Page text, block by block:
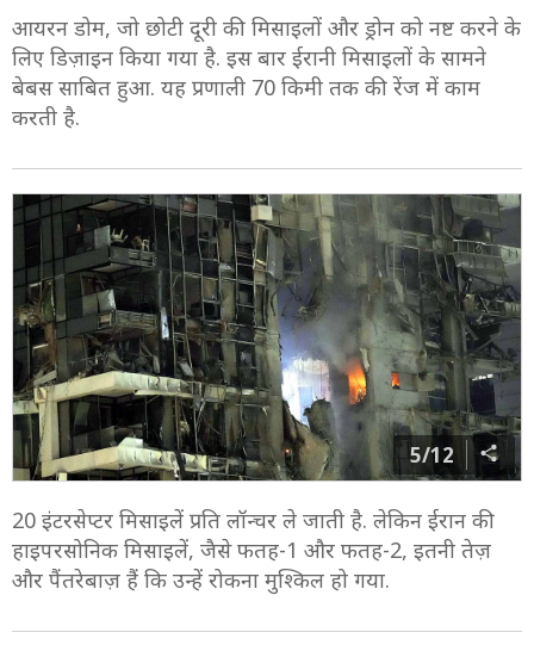
आयरन डोम, जो छोटी दूरी की मिसाइलों और ड्रोन को नष्ट करने के
लिए डिज़ाइन किया गया है. इस बार ईरानी मिसाइलों के सामने
बेबस साबित हुआ. यह प्रणाली 70 किमी तक की रेंज में काम
करती है.
5/12
20 इंटरसेप्टर मिसाइलें प्रति लॉन्चर ले जाती है. लेकिन ईरान की
हाइपरसोनिक मिसाइलें, जैसे फतह-1 और फतह-2, इतनी तेज़
और पैंतरेबाज़ हैं कि उन्हें रोकना मुश्किल हो गया.